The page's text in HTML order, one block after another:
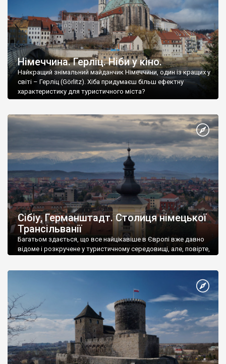
Німеччина. Герліц. Ніби у кіно.
Найкращий знімальний майданчик Німеччини, один із кращих у
світі – Герліц (Görlitz). Хіба придумаєш більш ефектну
характеристику для туристичного міста?
Сібіу, Германштадт. Столиця німецької
Трансільванії
Багатьом здається, що все найцікавіше в Європі вже давно
відоме і розкручене у туристичному середовищі, але, повірте,